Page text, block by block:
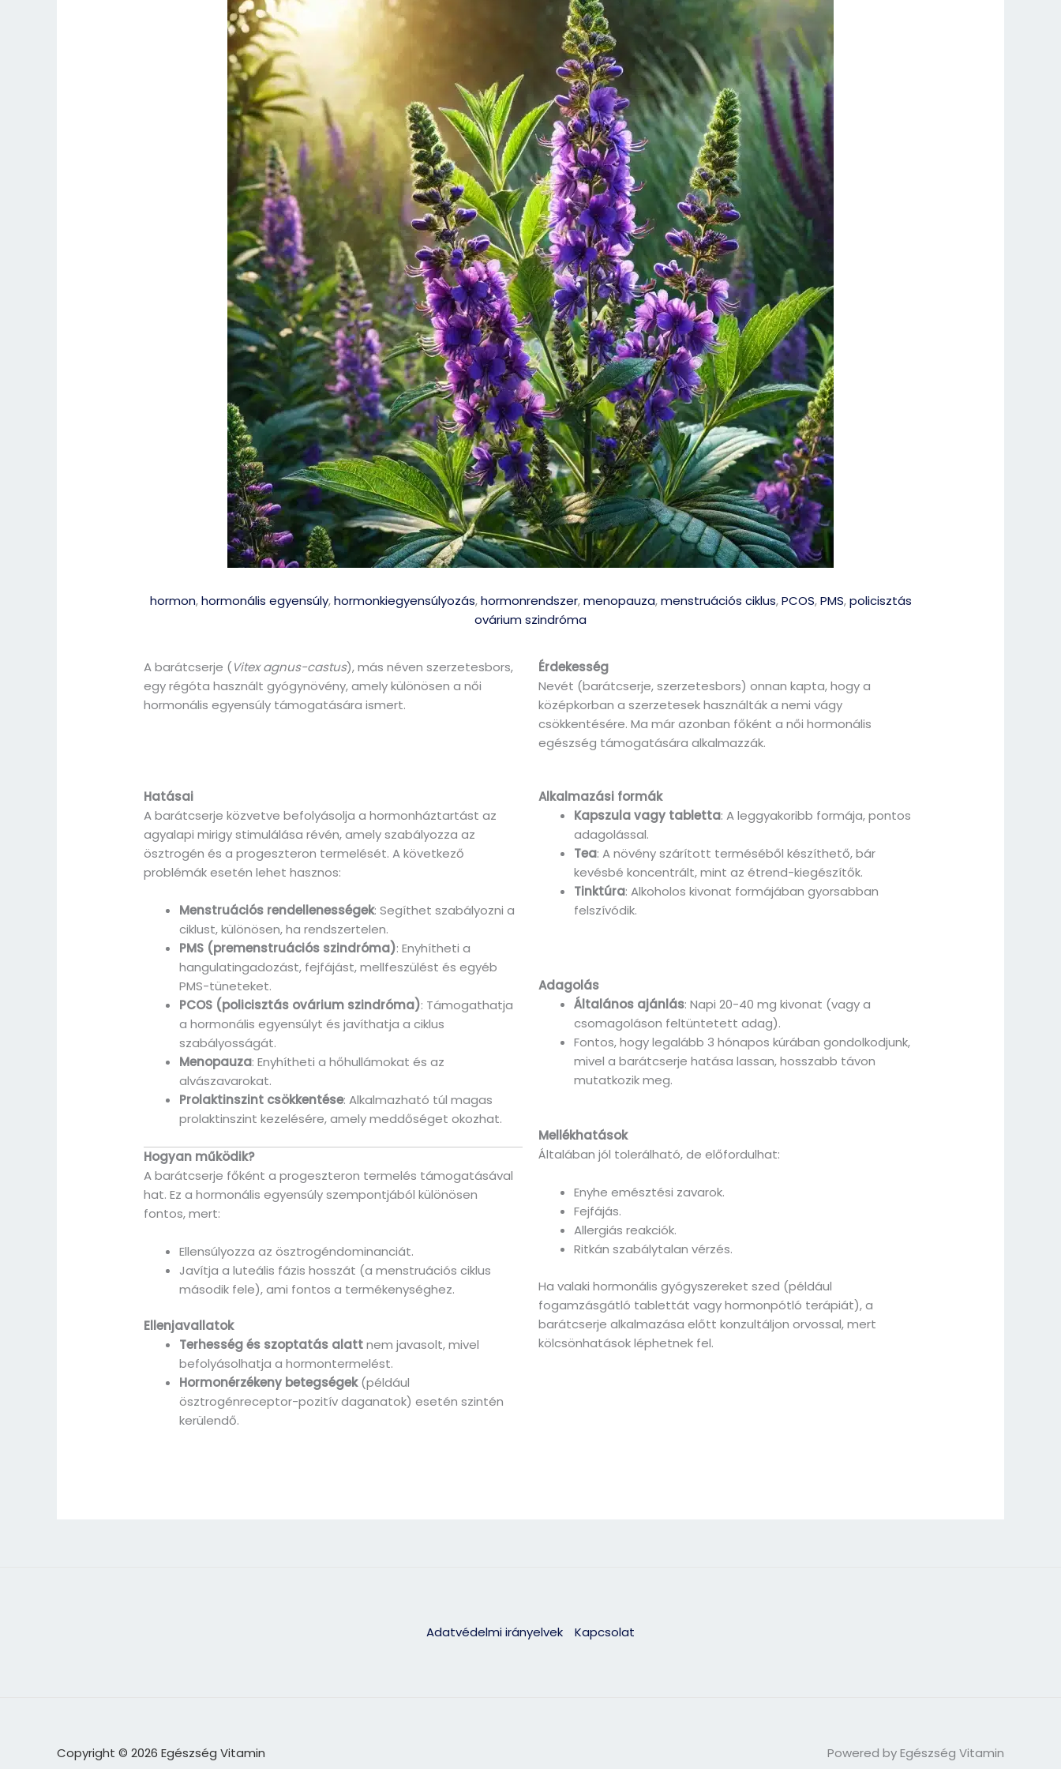
hormon,hormonális egyensúly,hormonkiegyensúlyozás,hormonrendszer,menopauza,menstruációs ciklus,PCOS,PMS,policisztás
ovárium szindróma
A barátcserje (Vitex agnus-castus), más néven szerzetesbors,
egy régóta használt gyógynövény, amely különösen a női
hormonális egyensúly támogatására ismert.
Érdekesség
Nevét (barátcserje, szerzetesbors) onnan kapta, hogy a
középkorban a szerzetesek használták a nemi vágy
csökkentésére. Ma már azonban főként a női hormonális
egészség támogatására alkalmazzák.
Hatásai
A barátcserje közvetve befolyásolja a hormonháztartást az
agyalapi mirigy stimulálása révén, amely szabályozza az
ösztrogén és a progeszteron termelését. A következő
problémák esetén lehet hasznos:
Menstruációs rendellenességek: Segíthet szabályozni a
ciklust, különösen, ha rendszertelen.
PMS (premenstruációs szindróma): Enyhítheti a
hangulatingadozást, fejfájást, mellfeszülést és egyéb
PMS-tüneteket.
PCOS (policisztás ovárium szindróma): Támogathatja
a hormonális egyensúlyt és javíthatja a ciklus
szabályosságát.
Menopauza: Enyhítheti a hőhullámokat és az
alvászavarokat.
Prolaktinszint csökkentése: Alkalmazható túl magas
prolaktinszint kezelésére, amely meddőséget okozhat.
Hogyan működik?
A barátcserje főként a progeszteron termelés támogatásával
hat. Ez a hormonális egyensúly szempontjából különösen
fontos, mert:
Ellensúlyozza az ösztrogéndominanciát.
Javítja a luteális fázis hosszát (a menstruációs ciklus
második fele), ami fontos a termékenységhez.
Ellenjavallatok
Terhesség és szoptatás alattnem javasolt, mivel
befolyásolhatja a hormontermelést.
Hormonérzékeny betegségek(például
ösztrogénreceptor-pozitív daganatok) esetén szintén
kerülendő.
Alkalmazási formák
Kapszula vagy tabletta: A leggyakoribb formája, pontos
adagolással.
Tea: A növény szárított terméséből készíthető, bár
kevésbé koncentrált, mint az étrend-kiegészítők.
Tinktúra: Alkoholos kivonat formájában gyorsabban
felszívódik.
Adagolás
Általános ajánlás: Napi 20-40 mg kivonat (vagy a
csomagoláson feltüntetett adag).
Fontos, hogy legalább 3 hónapos kúrában gondolkodjunk,
mivel a barátcserje hatása lassan, hosszabb távon
mutatkozik meg.
Mellékhatások
Általában jól tolerálható, de előfordulhat:
Enyhe emésztési zavarok.
Fejfájás.
Allergiás reakciók.
Ritkán szabálytalan vérzés.
Ha valaki hormonális gyógyszereket szed (például
fogamzásgátló tablettát vagy hormonpótló terápiát), a
barátcserje alkalmazása előtt konzultáljon orvossal, mert
kölcsönhatások léphetnek fel.
Adatvédelmi irányelvek Kapcsolat
Copyright © 2026 Egészség Vitamin Powered by Egészség Vitamin